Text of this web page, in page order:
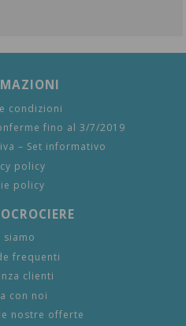
condizioni
fino al 3/7/2019
– Set informativo
policy
policy
siamo
frequenti
clienti
con noi
nostre offerte